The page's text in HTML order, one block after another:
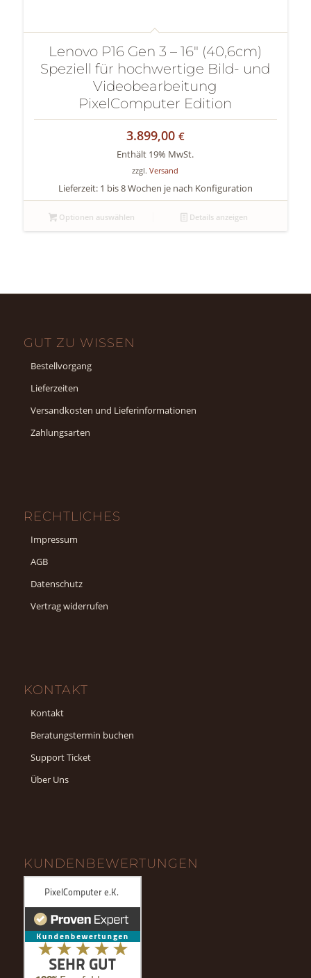
Lenovo P16 Gen 3 – 16″ (40,6cm)
Speziell für hochwertige Bild- und
Videobearbeitung
PixelComputer Edition
3.899,00 €
Enthält 19% MwSt.
zzgl.Versand
Lieferzeit: 1 bis 8 Wochen je nach Konfiguration
Optionen auswählen Details anzeigen
GUT ZU WISSEN
Bestellvorgang
Lieferzeiten
Versandkosten und Lieferinformationen
Zahlungsarten
RECHTLICHES
Impressum
AGB
Datenschutz
Vertrag widerrufen
KONTAKT
Kontakt
Beratungstermin buchen
Support Ticket
Über Uns
KUNDENBEWERTUNGEN